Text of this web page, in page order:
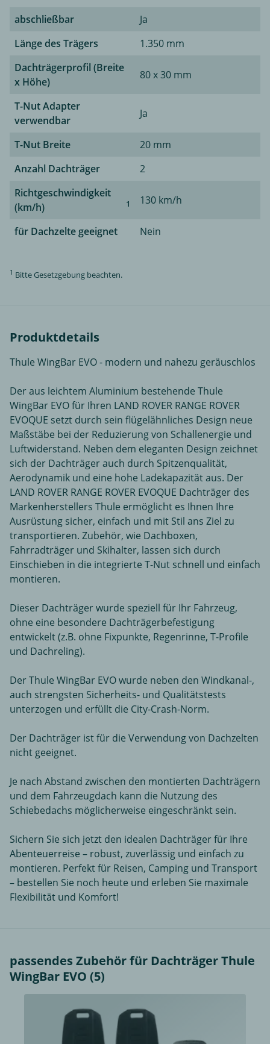
abschließbar
Ja
Länge des Trägers
1.350 mm
Dachträgerprofil (Breite
x Höhe)
80 x 30 mm
T-Nut Adapter
verwendbar
Ja
T-Nut Breite
20 mm
Anzahl Dachträger
2
Richtgeschwindigkeit
(km/h)
1 130 km/h
für Dachzelte geeignet Nein
1 Bitte Gesetzgebung beachten.
Produktdetails
Thule WingBar EVO - modern und nahezu geräuschlos
Der aus leichtem Aluminium bestehende Thule
WingBar EVO für Ihren LAND ROVER RANGE ROVER
EVOQUE setzt durch sein flügelähnliches Design neue
Maßstäbe bei der Reduzierung von Schallenergie und
Luftwiderstand. Neben dem eleganten Design zeichnet
sich der Dachträger auch durch Spitzenqualität,
Aerodynamik und eine hohe Ladekapazität aus. Der
LAND ROVER RANGE ROVER EVOQUE Dachträger des
Markenherstellers Thule ermöglicht es Ihnen Ihre
Ausrüstung sicher, einfach und mit Stil ans Ziel zu
transportieren. Zubehör, wie Dachboxen,
Fahrradträger und Skihalter, lassen sich durch
Einschieben in die integrierte T-Nut schnell und einfach
montieren.
Dieser Dachträger wurde speziell für Ihr Fahrzeug,
ohne eine besondere Dachträgerbefestigung
entwickelt (z.B. ohne Fixpunkte, Regenrinne, T-Profile
und Dachreling).
Der Thule WingBar EVO wurde neben den Windkanal-,
auch strengsten Sicherheits- und Qualitätstests
unterzogen und erfüllt die City-Crash-Norm.
Der Dachträger ist für die Verwendung von Dachzelten
nicht geeignet.
Je nach Abstand zwischen den montierten Dachträgern
und dem Fahrzeugdach kann die Nutzung des
Schiebedachs möglicherweise eingeschränkt sein.
Sichern Sie sich jetzt den idealen Dachträger für Ihre
Abenteuerreise – robust, zuverlässig und einfach zu
montieren. Perfekt für Reisen, Camping und Transport
– bestellen Sie noch heute und erleben Sie maximale
Flexibilität und Komfort!
passendes Zubehör für Dachträger Thule
WingBar EVO (5)